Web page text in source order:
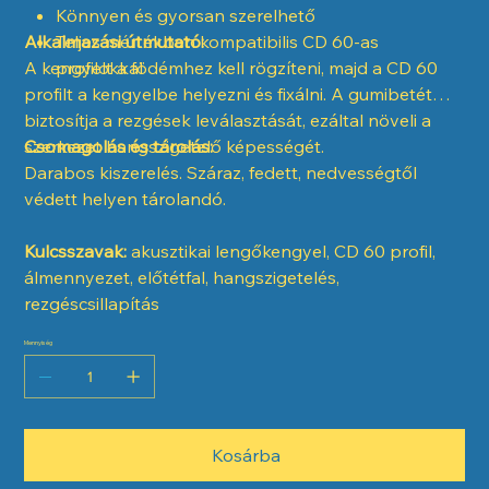
Könnyen és gyorsan szerelhető
Teljes mértékben kompatibilis CD 60-as
profilokkal
Alkalmazási útmutató:
A kengyelt a födémhez kell rögzíteni, majd a CD 60
profilt a kengyelbe helyezni és fixálni. A gumibetét
biztosítja a rezgések leválasztását, ezáltal növeli a
szerkezet hangszigetelő képességét.
Csomagolás és tárolás:
Darabos kiszerelés. Száraz, fedett, nedvességtől
védett helyen tárolandó.
Kulcsszavak: akusztikai lengőkengyel, CD 60 profil,
álmennyezet, előtétfal, hangszigetelés,
rezgéscsillapítás
Mennyiség
Kosárba